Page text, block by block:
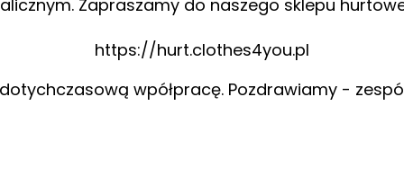
Zapraszamy do naszego sklepu
https://hurt.clothes4you.pl
wpółpracę. Pozdrawiamy -